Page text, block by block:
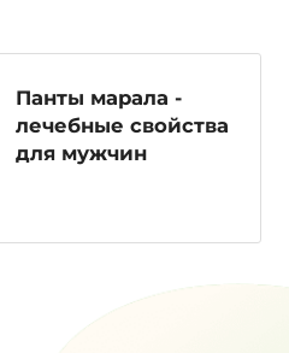
Панты марала -
лечебные свойства
для мужчин